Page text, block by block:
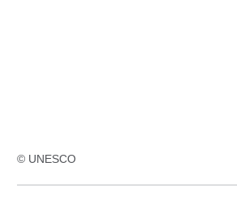
© UNESCO